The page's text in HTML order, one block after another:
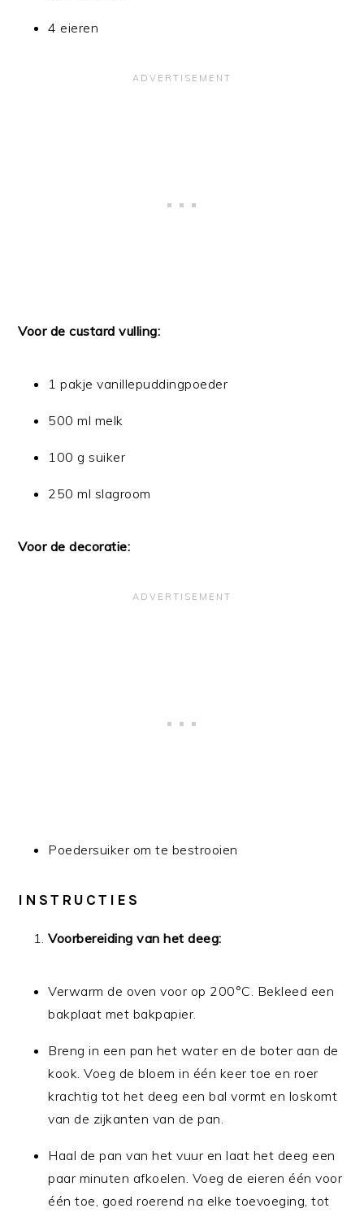
4 eieren
Voor de custard vulling:
1 pakje vanillepuddingpoeder
500 ml melk
100 g suiker
250 ml slagroom
Voor de decoratie:
Poedersuiker om te bestrooien
INSTRUCTIES
Voorbereiding van het deeg:
Verwarm de oven voor op 200°C. Bekleed een
bakplaat met bakpapier.
Breng in een pan het water en de boter aan de
kook. Voeg de bloem in één keer toe en roer
krachtig tot het deeg een bal vormt en loskomt
van de zijkanten van de pan.
Haal de pan van het vuur en laat het deeg een
paar minuten afkoelen. Voeg de eieren één voor
één toe, goed roerend na elke toevoeging, tot